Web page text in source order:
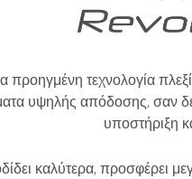
προηγμένη τεχνολογία
υψηλής απόδοσης, σαν
υποστήριξη
καλύτερα, προσφέρει